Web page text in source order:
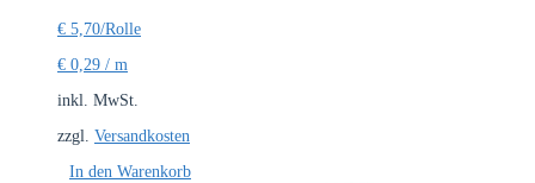
€ 5,70/Rolle
€ 0,29 / m
inkl. MwSt.
zzgl. Versandkosten
In den Warenkorb